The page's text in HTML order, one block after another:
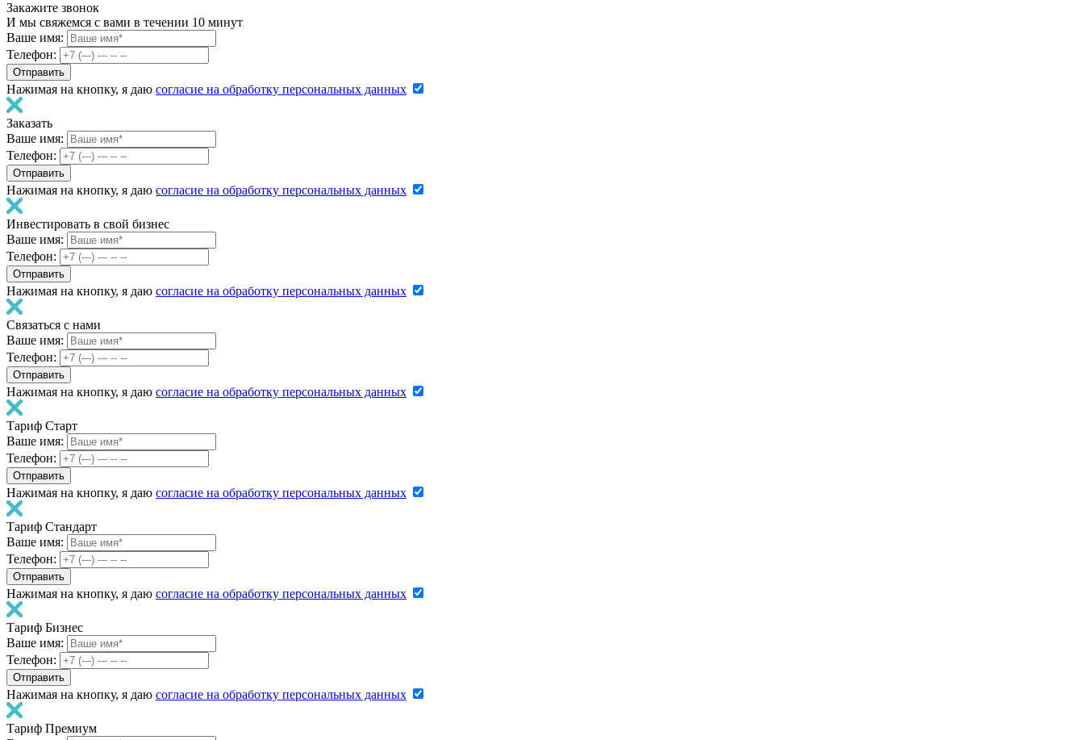
Закажите звонок
И мы свяжемся с вами в течении 10 минут
Ваше имя:
Телефон:
Нажимая на кнопку, я даю согласие на обработку персональных данных
Заказать
Ваше имя:
Телефон:
Нажимая на кнопку, я даю согласие на обработку персональных данных
Инвестировать в свой бизнес
Ваше имя:
Телефон:
Нажимая на кнопку, я даю согласие на обработку персональных данных
Связаться с нами
Ваше имя:
Телефон:
Нажимая на кнопку, я даю согласие на обработку персональных данных
Тариф Старт
Ваше имя:
Телефон:
Нажимая на кнопку, я даю согласие на обработку персональных данных
Тариф Стандарт
Ваше имя:
Телефон:
Нажимая на кнопку, я даю согласие на обработку персональных данных
Тариф Бизнес
Ваше имя:
Телефон:
Нажимая на кнопку, я даю согласие на обработку персональных данных
Тариф Премиум